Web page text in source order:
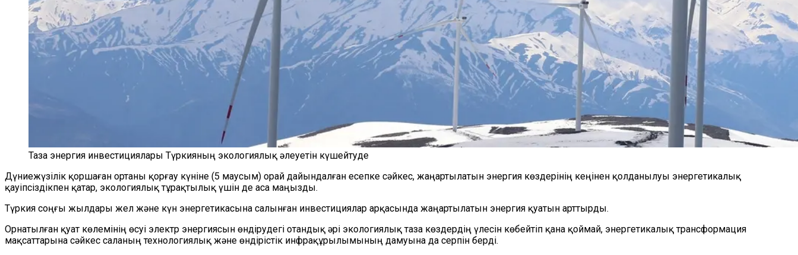
Таза энергия инвестициялары Түркияның экологиялық әлеуетін күшейтуде
Дүниежүзілік қоршаған ортаны қорғау күніне (5 маусым) орай дайындалған есепке сәйкес, жаңартылатын энергия көздерінің кеңінен қолданылуы энергетикалық
қауіпсіздікпен қатар, экологиялық тұрақтылық үшін де аса маңызды.
Түркия соңғы жылдары жел және күн энергетикасына салынған инвестициялар арқасында жаңартылатын энергия қуатын арттырды.
Орнатылған қуат көлемінің өсуі электр энергиясын өндірудегі отандық әрі экологиялық таза көздердің үлесін көбейтіп қана қоймай, энергетикалық трансформация
мақсаттарына сәйкес саланың технологиялық және өндірістік инфрақұрылымының дамуына да серпін берді.